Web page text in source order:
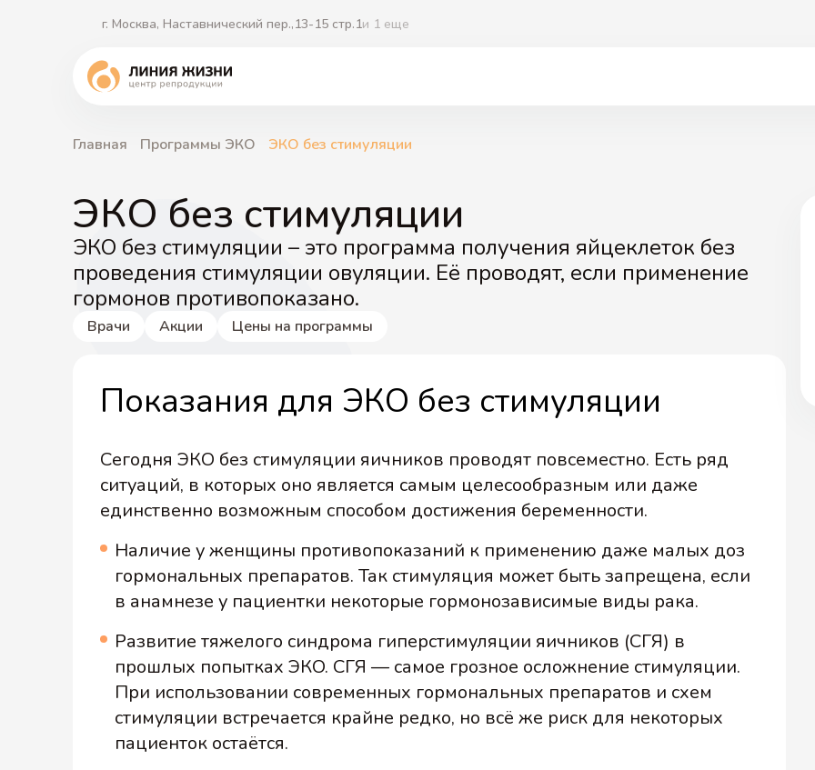
г. Москва, Наставнический пер.,13-15 стр.1и 1 еще
Главная Программы ЭКО ЭКО без стимуляции
ЭКО без стимуляции
ЭКО без стимуляции – это программа получения яйцеклеток без
проведения стимуляции овуляции. Её проводят, если применение
гормонов противопоказано.
Врачи Акции Цены на программы
Показания для ЭКО без стимуляции
Сегодня ЭКО без стимуляции яичников проводят повсеместно. Есть ряд
ситуаций, в которых оно является самым целесообразным или даже
единственно возможным способом достижения беременности.
Наличие у женщины противопоказаний к применению даже малых доз
гормональных препаратов. Так стимуляция может быть запрещена, если
в анамнезе у пациентки некоторые гормонозависимые виды рака.
Развитие тяжелого синдрома гиперстимуляции яичников (СГЯ) в
прошлых попытках ЭКО. СГЯ — самое грозное осложнение стимуляции.
При использовании современных гормональных препаратов и схем
стимуляции встречается крайне редко, но всё же риск для некоторых
пациенток остаётся.